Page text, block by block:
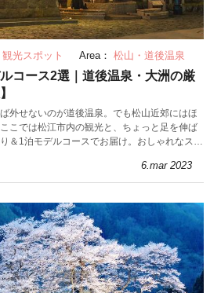
光スポット Area： 松山・道後温泉
コース2選｜道後温泉・大洲の厳
外せないのが道後温泉。でも松山近郊にはほ
こでは松江市内の観光と、ちょっと足を伸ば
＆1泊モデルコースでお届け。おしゃれなスポ
6.mar 2023